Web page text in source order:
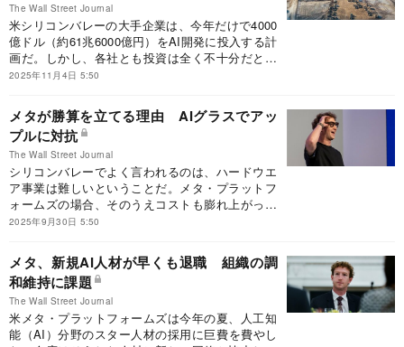
The Wall Street Journal
米シリコンバレーの大手企業は、今年だけで4000
億ドル（約61兆6000億円）をAI開発に投入する計
画だ。しかし、各社とも投資は全く不十分だと口
をそろえている。
2025年11月4日 5:50
メタが勝算を立てる理由 AIグラスでアッ
プルに対抗
The Wall Street Journal
シリコンバレーでよく言われるのは、ハードウエ
ア事業は難しいということだ。メタ・プラットフ
ォームズの場合、そのうえコストも膨れ上がって
いる。
2025年9月30日 5:50
メタ、新規AI人材が早くも退職 組織の調
和維持に課題
The Wall Street Journal
米メタ・プラットフォームズは今年の夏、人工知
能（AI）分野のスター人材の採用に巨費を費やし